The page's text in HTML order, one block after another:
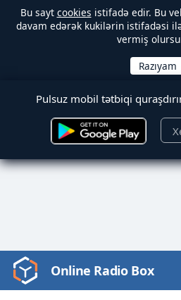
Bu sayt cookies istifadə edir. Bu
davam edərək kukilərin istifadəsi
vermiş
Pulsuz mobil tətbiqi
Video
Player
Online Radio Box